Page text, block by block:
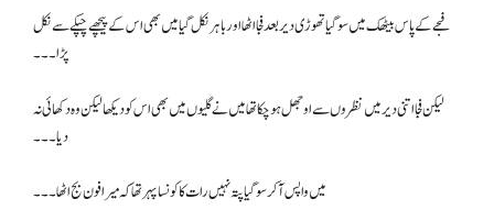
فجے کے پاس بیٹھک میں سو گیا تھوڑی دیر بعد فجا اٹھا اور باہر نکل گیا میں بھی اس کے پیچھے چپکے سے نکل
پڑا۔۔۔
لیکن فجا اتنی دیر میں نظروں سے اوجھل ہو چکا تھا میں نے گلیوں میں بھی اس کو دیکھا لیکن وہ دکھائی نہ
دیا۔۔۔
میں واپس آ کر سو گیا پتہ نہیں رات کا کونسا پہر تھا کہ میرا فون بج اٹھا۔۔۔